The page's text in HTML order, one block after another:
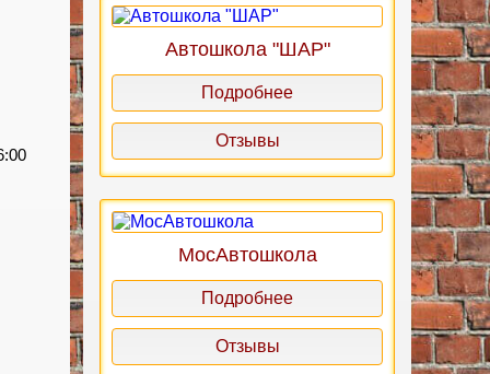
Автошкола "ШАР"
Подробнее
Отзывы
МосАвтошкола
Подробнее
Отзывы